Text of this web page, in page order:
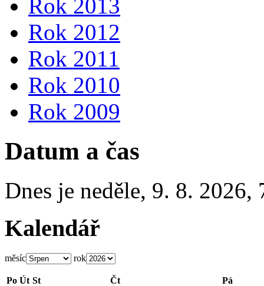
Rok 2013
Rok 2012
Rok 2011
Rok 2010
Rok 2009
Datum a čas
Dnes je neděle, 9. 8. 2026,
Kalendář
měsíc rok
Po Út St Čt Pá